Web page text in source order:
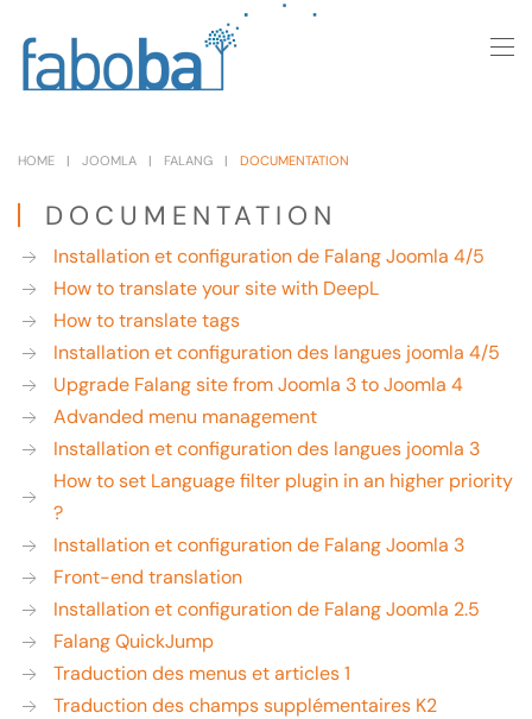
Skip to main content
HOME JOOMLA FALANG DOCUMENTATION
DOCUMENTATION
Installation et configuration de Falang Joomla 4/5
How to translate your site with DeepL
How to translate tags
Installation et configuration des langues joomla 4/5
Upgrade Falang site from Joomla 3 to Joomla 4
Advanded menu management
Installation et configuration des langues joomla 3
How to set Language filter plugin in an higher priority
?
Installation et configuration de Falang Joomla 3
Front-end translation
Installation et configuration de Falang Joomla 2.5
Falang QuickJump
Traduction des menus et articles 1
Traduction des champs supplémentaires K2